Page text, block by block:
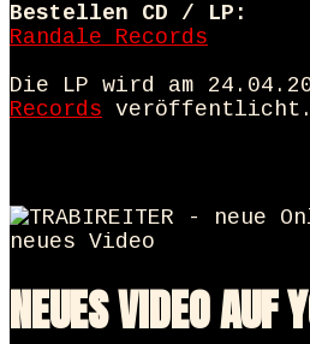
Bestellen CD / LP:
Randale Records
Die LP wird am
Records veröffentlicht.
NEUES VIDEO AUF